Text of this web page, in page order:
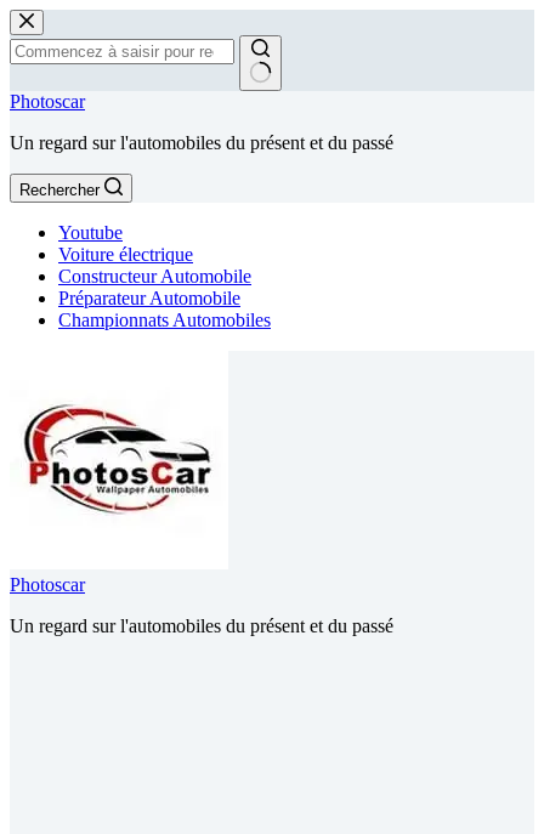
Passer
au
contenu
Aucun
Photoscar
Un regard sur l'automobiles du présent et du passé
Rechercher
Youtube
Voiture électrique
Constructeur Automobile
Préparateur Automobile
Championnats Automobiles
Photoscar
Un regard sur l'automobiles du présent et du passé